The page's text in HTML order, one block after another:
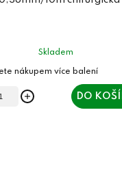
Skladem
DO